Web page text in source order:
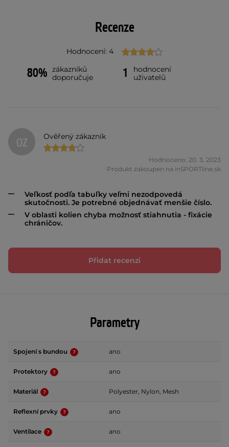
Recenze
Hodnocení: 4
80% zákazníků
doporučuje
1
hodnocení
uživatelů
OZ Ověřený zákazník
Hodnoceno: 20. 3. 2023
Produkt zakoupen na inSPORTline.sk
Veľkosť podľa tabuľky veľmi nezodpovedá
skutočnosti. Je potrebné objednávať menšie číslo.
V oblasti kolien chyba možnosť stiahnutia - fixácie
chráničov.
Přidat recenzi
Parametry
Spojení s bundou ano
Protektory ano
Materiál Polyester, Nylon, Mesh
Reflexní prvky ano
Ventilace ano